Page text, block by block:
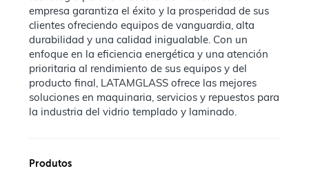
empresa garantiza el éxito y la prosperidad de sus
clientes ofreciendo equipos de vanguardia, alta
durabilidad y una calidad inigualable. Con un
enfoque en la eficiencia energética y una atención
prioritaria al rendimiento de sus equipos y del
producto final, LATAMGLASS ofrece las mejores
soluciones en maquinaria, servicios y repuestos para
la industria del vidrio templado y laminado.
Produtos